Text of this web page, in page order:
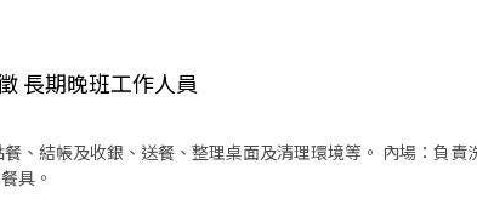
長期晚班工作人員
、結帳及收銀、送餐、整理桌面及清理環境等。 內場：負
具。